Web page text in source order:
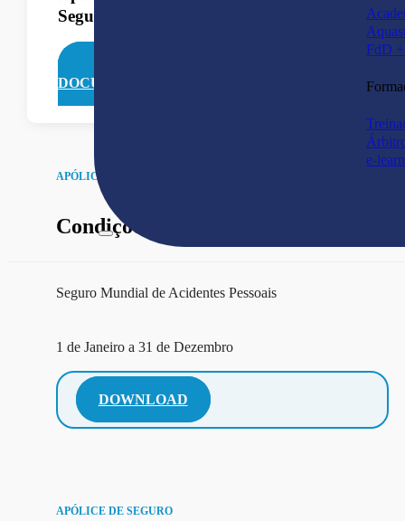
FdD
e-
Seguro
DOCUMENTOS
APÓLICE DE SEGURO
Condições Gerais
Seguro Mundial de Acidentes Pessoais
⁠1 de Janeiro a 31 de Dezembro
DOWNLOAD
APÓLICE DE SEGURO